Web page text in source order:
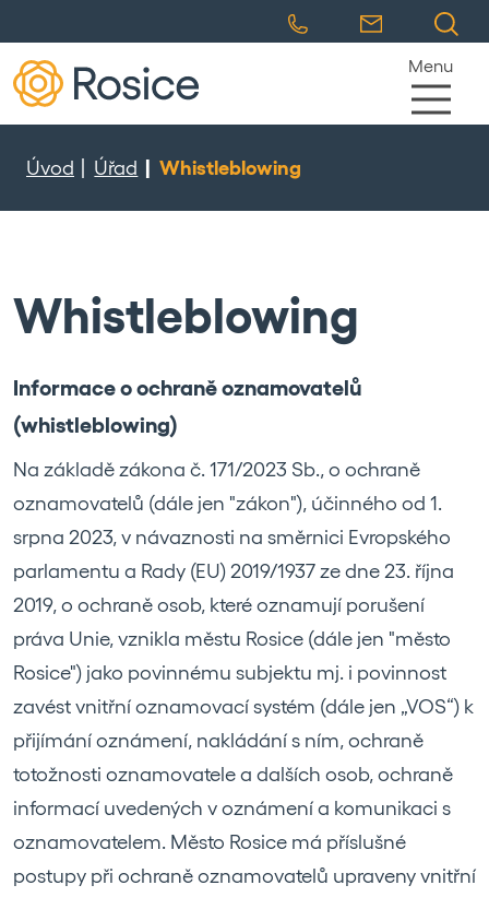
Menu
Úvod Úřad Whistleblowing
Whistleblowing
Informace o ochraně oznamovatelů
(whistleblowing)
Na základě zákona č. 171/2023 Sb., o ochraně
oznamovatelů (dále jen "zákon"), účinného od 1.
srpna 2023, v návaznosti na směrnici Evropského
parlamentu a Rady (EU) 2019/1937 ze dne 23. října
2019, o ochraně osob, které oznamují porušení
práva Unie, vznikla městu Rosice (dále jen "město
Rosice") jako povinnému subjektu mj. i povinnost
zavést vnitřní oznamovací systém (dále jen „VOS“) k
přijímání oznámení, nakládání s ním, ochraně
totožnosti oznamovatele a dalších osob, ochraně
informací uvedených v oznámení a komunikaci s
oznamovatelem. Město Rosice má příslušné
postupy při ochraně oznamovatelů upraveny vnitřní